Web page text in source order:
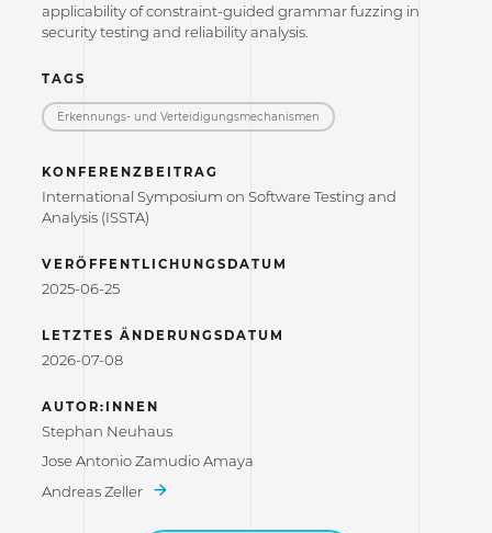
applicability of constraint-guided grammar fuzzing in
security testing and reliability analysis.
TAGS
Erkennungs- und Verteidigungs­mechanismen
KONFERENZBEITRAG
International Symposium on Software Testing and
Analysis (ISSTA)
VERÖFFENTLICHUNGSDATUM
2025-06-25
LETZTES ÄNDERUNGSDATUM
2026-07-08
AUTOR:INNEN
Stephan Neuhaus
Jose Antonio Zamudio Amaya
Andreas Zeller